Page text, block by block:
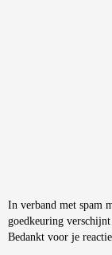
In verband met spam
goedkeuring
Bedankt voor je